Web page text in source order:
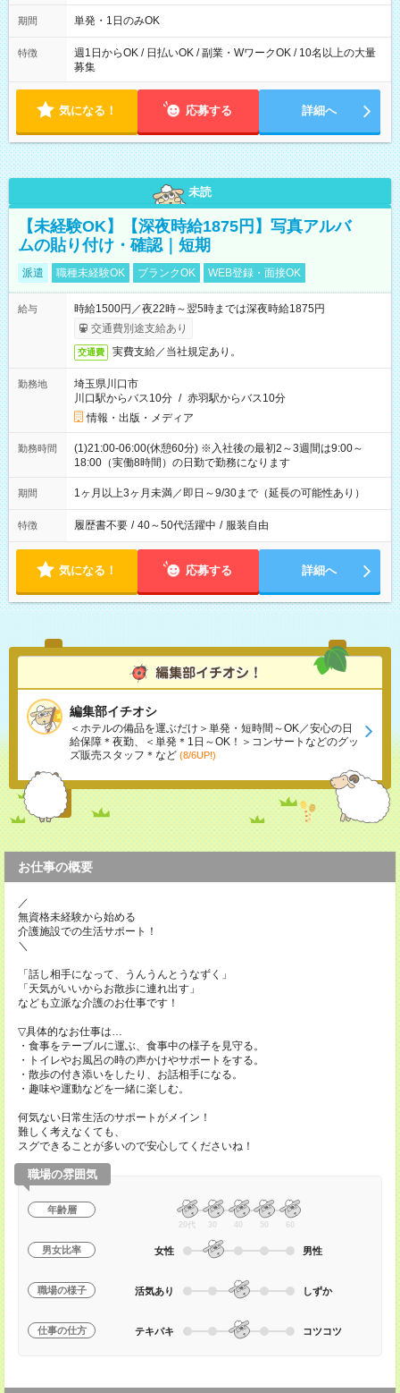
勤務 勤務：月・水・金 休み：火・木・土・日 好きな時にお仕事
可能です！ ※1日あたりの最大実働時間は日勤、夜勤共に勤務し
期間 単発・1日のみOK
特徴
週1日からOK / 日払いOK / 副業・WワークOK / 10名以上の大量
募集
気になる！ 応募する 詳細へ
未読
【未経験OK】【深夜時給1875円】写真アルバ
ムの貼り付け・確認｜短期
派遣 職種未経験OK ブランクOK WEB登録・面接OK
給与
時給1500円／夜22時～翌5時までは深夜時給1875円
交通費別途支給あり
交通費 実費支給／当社規定あり。
勤務地
埼玉県川口市
川口駅からバス10分 / 赤羽駅からバス10分
情報・出版・メディア
勤務時間
(1)21:00-06:00(休憩60分) ※入社後の最初2～3週間は9:00～
18:00（実働8時間）の日勤で勤務になります
期間 1ヶ月以上3ヶ月未満／即日～9/30まで（延長の可能性あり）
特徴 履歴書不要 / 40～50代活躍中 / 服装自由
気になる！ 応募する 詳細へ
編集部イチオシ
＜ホテルの備品を運ぶだけ＞単発・短時間～OK／安心の日
給保障＊夜勤、＜単発＊1日～OK！＞コンサートなどのグッ
ズ販売スタッフ＊など (8/6UP!)
お仕事の概要
／
無資格未経験から始める
介護施設での生活サポート！
＼
「話し相手になって、うんうんとうなずく」
「天気がいいからお散歩に連れ出す」
なども立派な介護のお仕事です！
▽具体的なお仕事は…
・食事をテーブルに運ぶ、食事中の様子を見守る。
・トイレやお風呂の時の声かけやサポートをする。
・散歩の付き添いをしたり、お話相手になる。
・趣味や運動などを一緒に楽しむ。
何気ない日常生活のサポートがメイン！
難しく考えなくても、
スグできることが多いので安心してくださいね！
職場の雰囲気
年齢層
20代 30 40 50 60
男女比率 女性 男性
職場の様子 活気あり しずか
仕事の仕方 テキパキ コツコツ